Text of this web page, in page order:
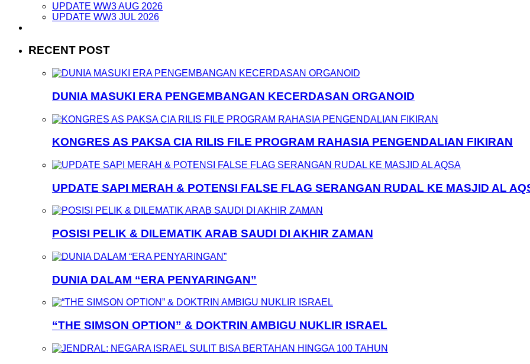
UPDATE WW3 AUG 2026
UPDATE WW3 JUL 2026
RECENT POST
DUNIA MASUKI ERA PENGEMBANGAN KECERDASAN ORGANOID
KONGRES AS PAKSA CIA RILIS FILE PROGRAM RAHASIA PENGENDALIAN FIKIRAN
UPDATE SAPI MERAH & POTENSI FALSE FLAG SERANGAN RUDAL KE MASJID AL
POSISI PELIK & DILEMATIK ARAB SAUDI DI AKHIR ZAMAN
DUNIA DALAM “ERA PENYARINGAN”
“THE SIMSON OPTION” & DOKTRIN AMBIGU NUKLIR ISRAEL